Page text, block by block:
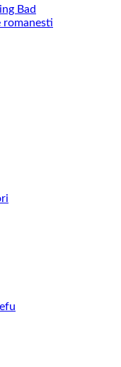
Bad
romanesti